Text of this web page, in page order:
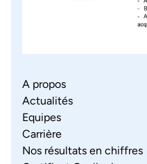
A propos
Actualités
Equipes
Carrière
Nos résultats en chiffres